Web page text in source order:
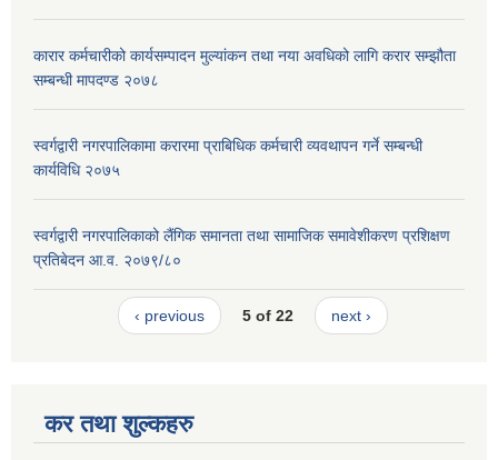
कारार कर्मचारीको कार्यसम्पादन मुल्यांकन तथा नया अवधिको लागि करार सम्झौता
सम्बन्धी मापदण्ड २०७८
स्वर्गद्वारी नगरपालिकामा करारमा प्राबिधिक कर्मचारी व्यवथापन गर्ने सम्बन्धी
कार्यविधि २०७५
स्वर्गद्वारी नगरपालिकाको लैंगिक समानता तथा सामाजिक समावेशीकरण प्रशिक्षण
प्रतिबेदन आ.व. २०७९/८०
‹ previous 5 of 22 next ›
कर तथा शुल्कहरु